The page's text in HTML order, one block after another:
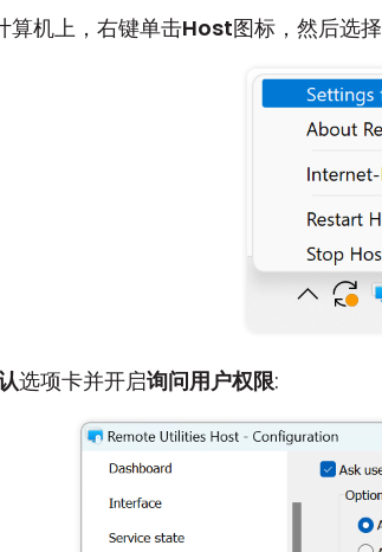
算机上，右键单击Host图标，然后选择
选项卡并开启询问用户权限: